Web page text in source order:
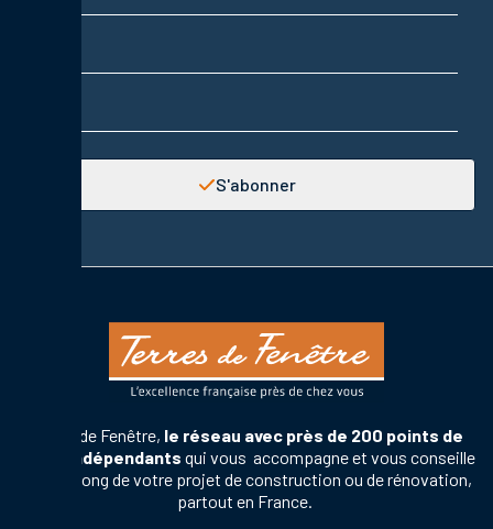
S'abonner
Terres de Fenêtre, le réseau avec près de 200 points de
vente indépendants qui vous accompagne et vous conseille
tout au long de votre projet de construction ou de rénovation,
partout en France.